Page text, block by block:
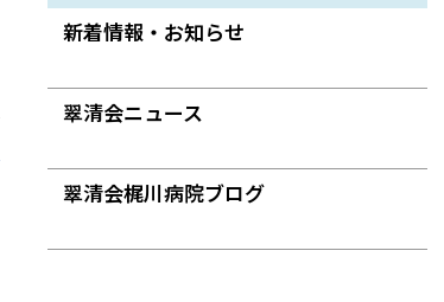
新着情報・お知らせ
翠清会ニュース
翠清会梶川病院ブログ